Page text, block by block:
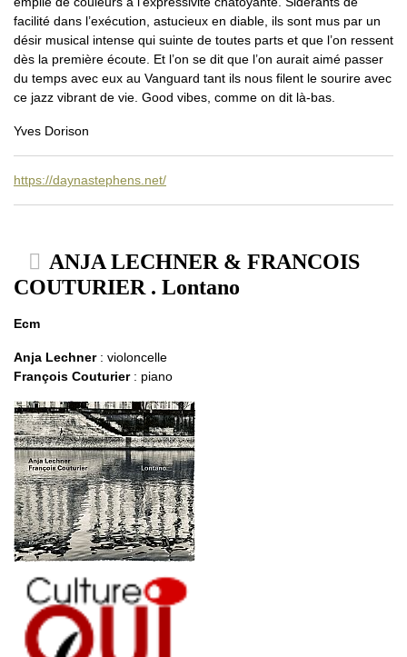
facilité dans l’exécution, astucieux en diable, ils sont mus par un
désir musical intense qui suinte de toutes parts et que l’on ressent
dès la première écoute. Et l’on se dit que l’on aurait aimé passer
du temps avec eux au Vanguard tant ils nous filent le sourire avec
ce jazz vibrant de vie. Good vibes, comme on dit là-bas.
Yves Dorison
https://daynastephens.net/
ANJA LECHNER & FRANCOIS
COUTURIER . Lontano
Ecm
Anja Lechner: violoncelle
François Couturier: piano